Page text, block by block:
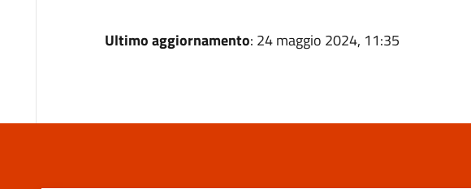
Ultimo aggiornamento: 24 maggio 2024, 11:35